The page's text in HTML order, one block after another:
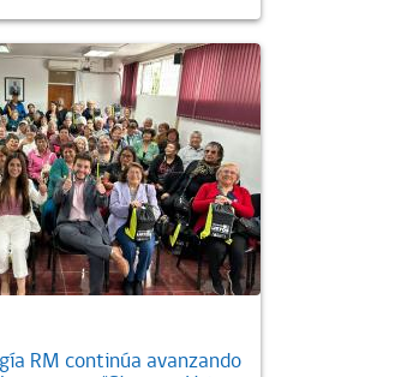
RM continúa avanzando